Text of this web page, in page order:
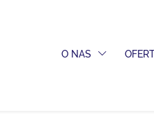
Nauki
O NAS PRZEŁĄCZ